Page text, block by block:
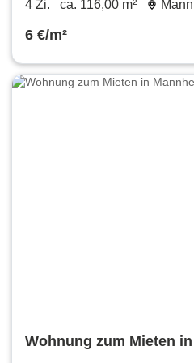
4 Zi. ca. 116,00 m²
6 €/m²
Wohnung zum Mieten